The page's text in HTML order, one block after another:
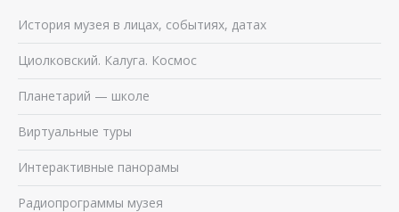
История музея в лицах, событиях, датах
Циолковский. Калуга. Космос
Планетарий — школе
Виртуальные туры
Интерактивные панорамы
Радиопрограммы музея